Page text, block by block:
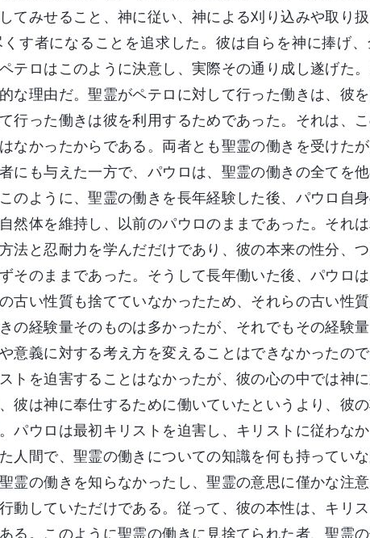
てみせること、神に従い、神による刈り込みや取り
す者になることを追求した。彼は自らを神に捧げ
テロはこのように決意し、実際その通り成し遂げた
な理由だ。聖霊がペテロに対して行った働きは、彼
行った働きは彼を利用するためであった。それは、
なかったからである。両者とも聖霊の働きを受けた
にも与えた一方で、パウロは、聖霊の働きの全てを
のように、聖霊の働きを長年経験した後、パウロ自
然体を維持し、以前のパウロのままであった。それ
法と忍耐力を学んだだけであり、彼の本来の性分、
そのままであった。そうして長年働いた後、パウロ
古い性質も捨てていなかったため、それらの古い性
の経験量そのものは多かったが、それでもその経験量
意義に対する考え方を変えることはできなかったの
トを迫害することはなかったが、彼の心の中では神
彼は神に奉仕するために働いていたというより、彼
パウロは最初キリストを迫害し、キリストに従わな
人間で、聖霊の働きについての知識を何も持ってい
霊の働きを知らなかったし、聖霊の意思に僅かな注意
動していただけである。従って、彼の本性は、キリ
る。このように聖霊の働きに見捨てられた者、聖霊